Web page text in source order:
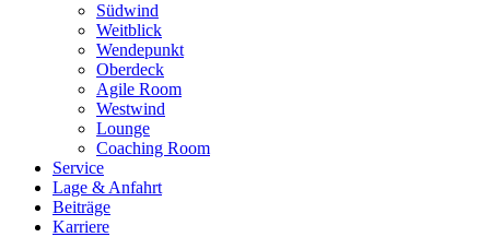
Südwind
Weitblick
Wendepunkt
Oberdeck
Agile Room
Westwind
Lounge
Coaching Room
Service
Lage & Anfahrt
Beiträge
Karriere